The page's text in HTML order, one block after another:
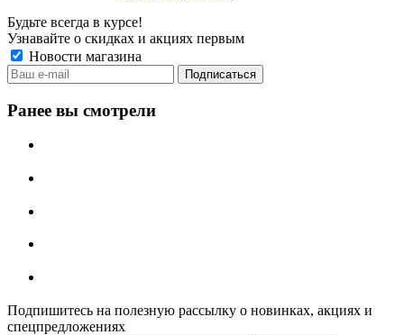
Будьте всегда в курсе!
Узнавайте о скидках и акциях первым
Новости магазина
Ранее вы смотрели
Подпишитесь на полезную рассылку о новинках, акциях и
спецпредложениях